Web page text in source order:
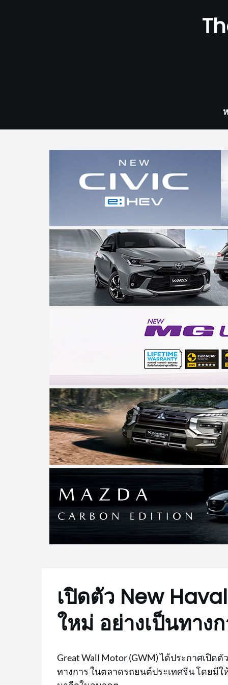
เปิดตัว New
ใหม่ อย่างเป็นทาง
Great Wall Motor (GWM) ได้ประกาศเปิด
ทางการ ในตลาดรถยนต์ประเทศจีน โดยมี